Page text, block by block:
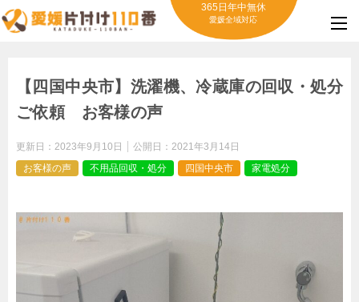
365日年中無休
愛媛全域対応
【四国中央市】洗濯機、冷蔵庫の回収・処分
ご依頼 お客様の声
更新日： 2023年9月10日 公開日： 2021年3月14日
お客様の声
不用品回収・処分 四国中央市 家電処分